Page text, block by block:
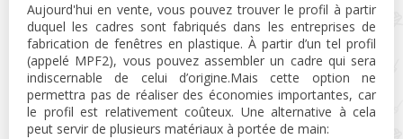
Aujourd'hui en vente, vous pouvez trouver le profil à partir
duquel les cadres sont fabriqués dans les entreprises de
fabrication de fenêtres en plastique. À partir d’un tel profil
(appelé MPF2), vous pouvez assembler un cadre qui sera
indiscernable de celui d’origine.Mais cette option ne
permettra pas de réaliser des économies importantes, car
le profil est relativement coûteux. Une alternative à cela
peut servir de plusieurs matériaux à portée de main: